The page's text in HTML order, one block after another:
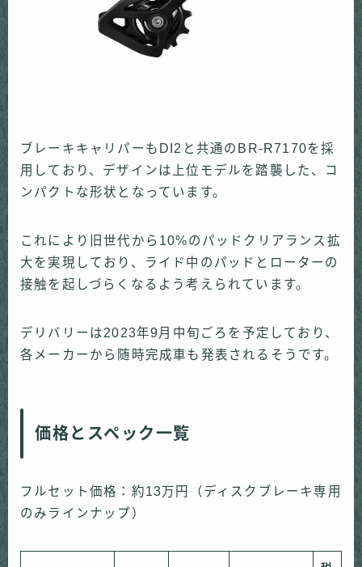
ブレーキキャリパーもDI2と共通のBR-R7170を採
用しており、デザインは上位モデルを踏襲した、コ
ンパクトな形状となっています。
これにより旧世代から10%のパッドクリアランス拡
大を実現しており、ライド中のパッドとローターの
接触を起しづらくなるよう考えられています。
デリバリーは2023年9月中旬ごろを予定しており、
各メーカーから随時完成車も発表されるそうです。
価格とスペック一覧
フルセット価格：約13万円（ディスクブレーキ専用
のみラインナップ）